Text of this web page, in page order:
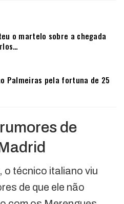
o martelo sobre a chegada
Palmeiras pela fortuna de 25
de
o técnico italiano viu
de que ele não